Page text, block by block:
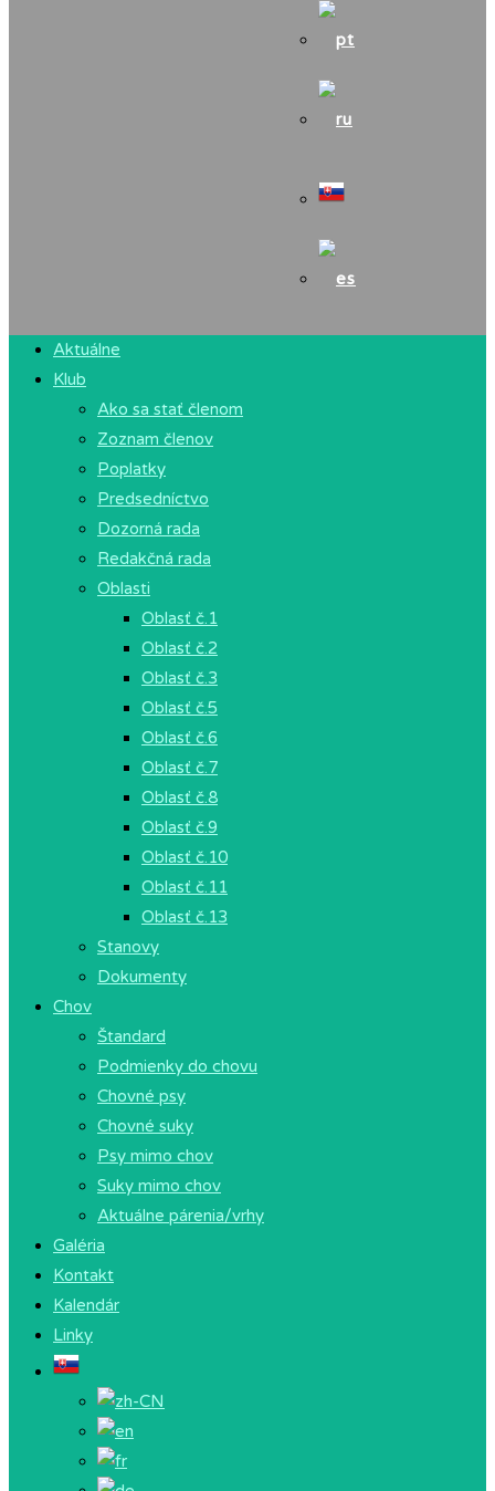
Aktuálne
Klub
Ako sa stať členom
Zoznam členov
Poplatky
Predsedníctvo
Dozorná rada
Redakčná rada
Oblasti
Oblasť č.1
Oblasť č.2
Oblasť č.3
Oblasť č.5
Oblasť č.6
Oblasť č.7
Oblasť č.8
Oblasť č.9
Oblasť č.10
Oblasť č.11
Oblasť č.13
Stanovy
Dokumenty
Chov
Štandard
Podmienky do chovu
Chovné psy
Chovné suky
Psy mimo chov
Suky mimo chov
Aktuálne párenia/vrhy
Galéria
Kontakt
Kalendár
Linky